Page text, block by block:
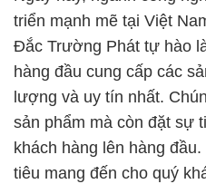
triển mạnh mẽ tại Việt
Đắc Trường Phát tự hào
hàng đầu cung cấp các
lượng và uy tín nhất.
sản phẩm mà còn đặt sự
khách hàng lên hàng
tiêu mang đến cho quý